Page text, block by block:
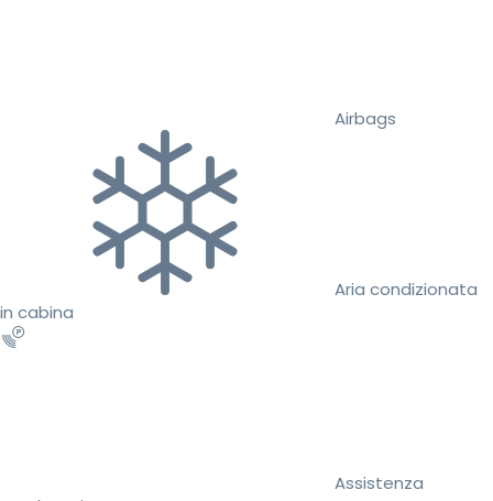
Airbags
Aria condizionata
in cabina
Assistenza